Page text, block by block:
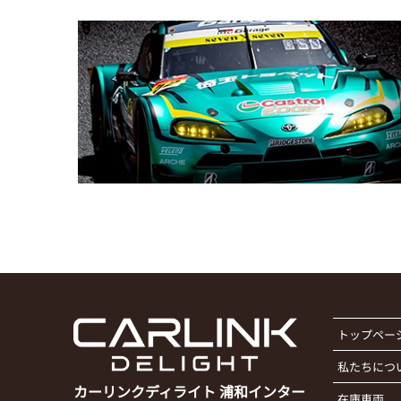
カーリンクディライト 浦和インター
トップペー
私たちにつ